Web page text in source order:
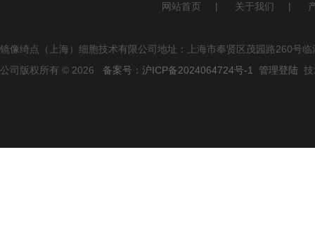
网站首页 | 关于我们 |
镜像绮点（上海）细胞技术有限公司地址：上海市奉贤区茂园路260号
公司版权所有 © 2026 备案号：沪ICP备2024064724号-1 管理登陆